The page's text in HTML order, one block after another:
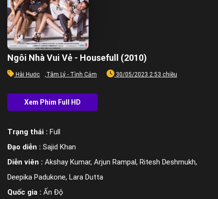
Ngôi Nhà Vui Vẻ - Housefull (2010)
Hài Hước ,Tâm Lý - Tình Cảm 30/05/2023 2:53 chiều
Trạng thái : Full
Đạo diễn : Sajid Khan
Diễn viên : Akshay Kumar, Arjun Rampal, Ritesh Deshmukh,
Deepika Padukone, Lara Dutta
Quốc gia : Ấn Độ